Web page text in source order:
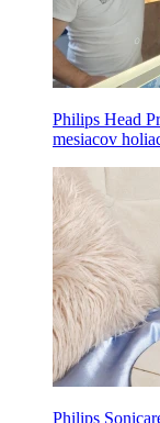
Philips Head
mesiacov
Philips